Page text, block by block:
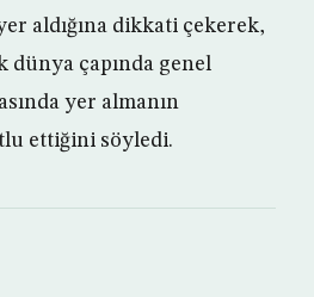
aldığına dikkati çekerek,
dünya çapında genel
yer almanın
ettiğini söyledi.